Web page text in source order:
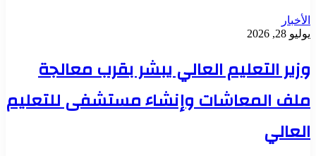
الأخبار
يوليو 28, 2026
وزير التعليم العالي يبشر بقرب معالجة
ملف المعاشات وإنشاء مستشفى للتعليم
العالي